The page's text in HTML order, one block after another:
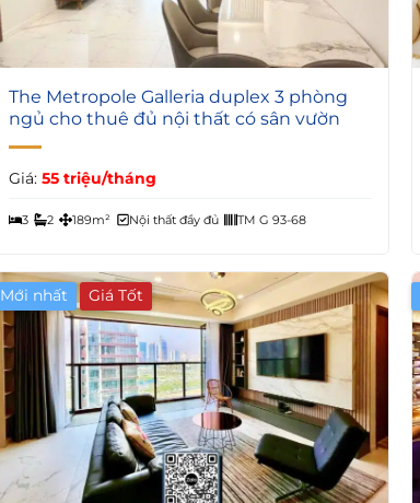
5
The Metropole Galleria duplex 3 phòng
ngủ cho thuê đủ nội thất có sân vườn
Giá:55 triệu/tháng
3 2 189m² Nội thất đầy đủ TM G 93-68
Mới nhất Giá Tốt